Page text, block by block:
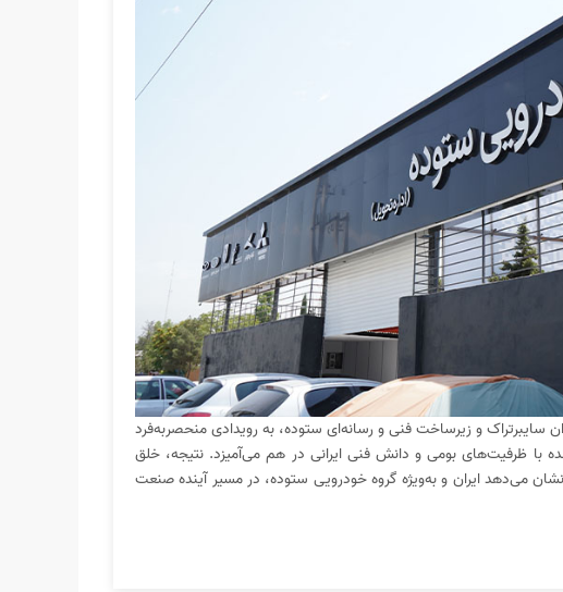
سایبرتراک و زیرساخت فنی و رسانه‌ای ستوده، به رویدادی منحصر‌به‌فرد
با ظرفیت‌های بومی و دانش فنی ایرانی در هم می‌آمیزد. نتیجه، خلق
می‌دهد ایران و به‌ویژه گروه خودرویی ستوده، در مسیر آینده‌ صنعت